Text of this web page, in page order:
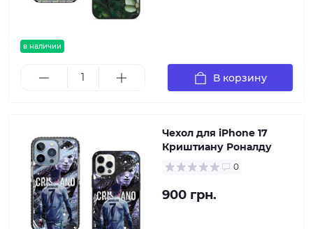
в наличии
В корзину
Чехол для iPhone 17
Криштиану Роналду
0
900 грн.